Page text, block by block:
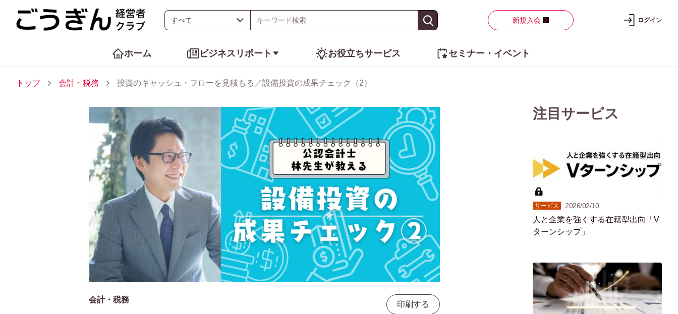
新規入会 ログイン
ホーム ビジネスリポート お役立ちサービス セミナー・イベント
トップ 会計・税務 投資のキャッシュ・フローを見積もる／設備投資の成果チェック（2）
会計・税務
印刷する
注目サービス
サービス 2026/02/10
人と企業を強くする在籍型出向「V
ターンシップ」